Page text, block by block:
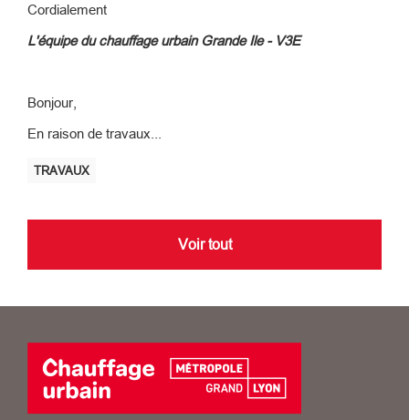
Cordialement
L'équipe du chauffage urbain Grande Ile - V3E
Bonjour,
En raison de travaux...
TRAVAUX
Voir tout